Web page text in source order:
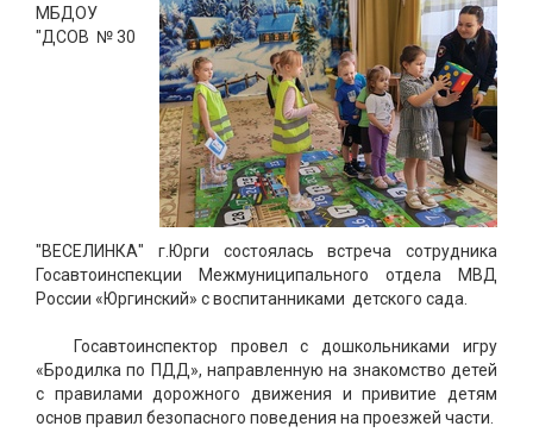
МБДОУ
"ДСОВ №30
"ВЕСЕЛИНКА" г.Юрги состоялась встреча сотрудника
Госавтоинспекции Межмуниципального отдела МВД
России «Юргинский» с воспитанниками детского сада.
Госавтоинспектор провел с дошкольниками игру
«Бродилка по ПДД», направленную на знакомство детей
с правилами дорожного движения и привитие детям
основ правил безопасного поведения на проезжей части.